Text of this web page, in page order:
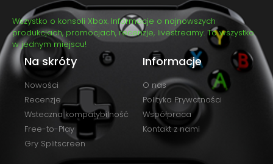
Wszystko o konsoli Xbox. Informacje o najnowszych
produkcjach, promocjach, recenzje, livestreamy. To wszystko
w jednym miejscu!
Na skróty
Nowości
Recenzje
Wsteczna kompatybilność
Free-to-Play
Gry Splitscreen
Informacje
O nas
Polityka Prywatności
Współpraca
Kontakt z nami